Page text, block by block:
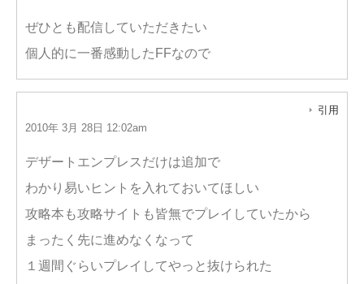
ぜひとも配信していただきたい
個人的に一番感動したFFなので
2010年 3月 28日 12:02am
引用
デザートエンプレスだけは追加で
わかり易いヒントを入れておいてほしい
攻略本も攻略サイトも皆無でプレイしていたから
まったく先に進めなくなって
１週間ぐらいプレイしてやっと抜けられた